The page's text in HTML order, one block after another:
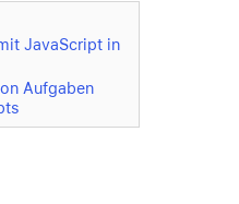
JavaScript in
Aufgaben